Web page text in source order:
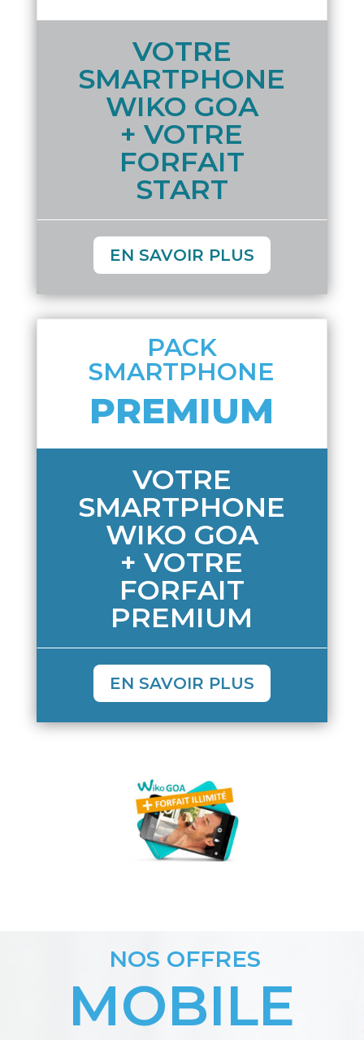
VOTRE
SMARTPHONE
WIKO GOA
+ VOTRE
FORFAIT
START
EN SAVOIR PLUS
PACK
SMARTPHONE
PREMIUM
VOTRE
SMARTPHONE
WIKO GOA
+ VOTRE
FORFAIT
PREMIUM
EN SAVOIR PLUS
NOS OFFRES
MOBILE